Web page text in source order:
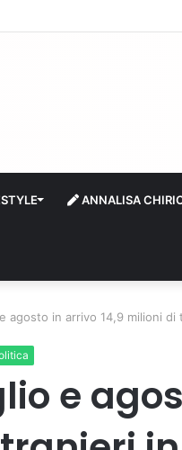
a settembre
ANNALISA
agosto in arrivo 14,9 milioni
e